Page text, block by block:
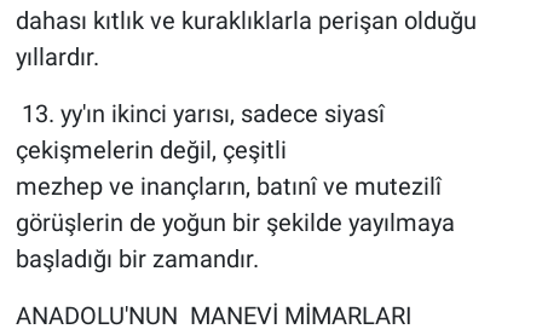
dahası kıtlık ve kuraklıklarla perişan olduğu
yıllardır.
13. yy'ın ikinci yarısı, sadece siyasî
çekişmelerin değil, çeşitli
mezhep ve inançların, batınî ve mutezilî
görüşlerin de yoğun bir şekilde yayılmaya
başladığı bir zamandır.
ANADOLU'NUN MANEVİ MİMARLARI